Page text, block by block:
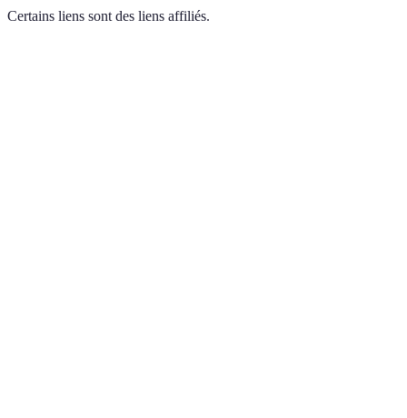
Certains liens sont des liens affiliés.